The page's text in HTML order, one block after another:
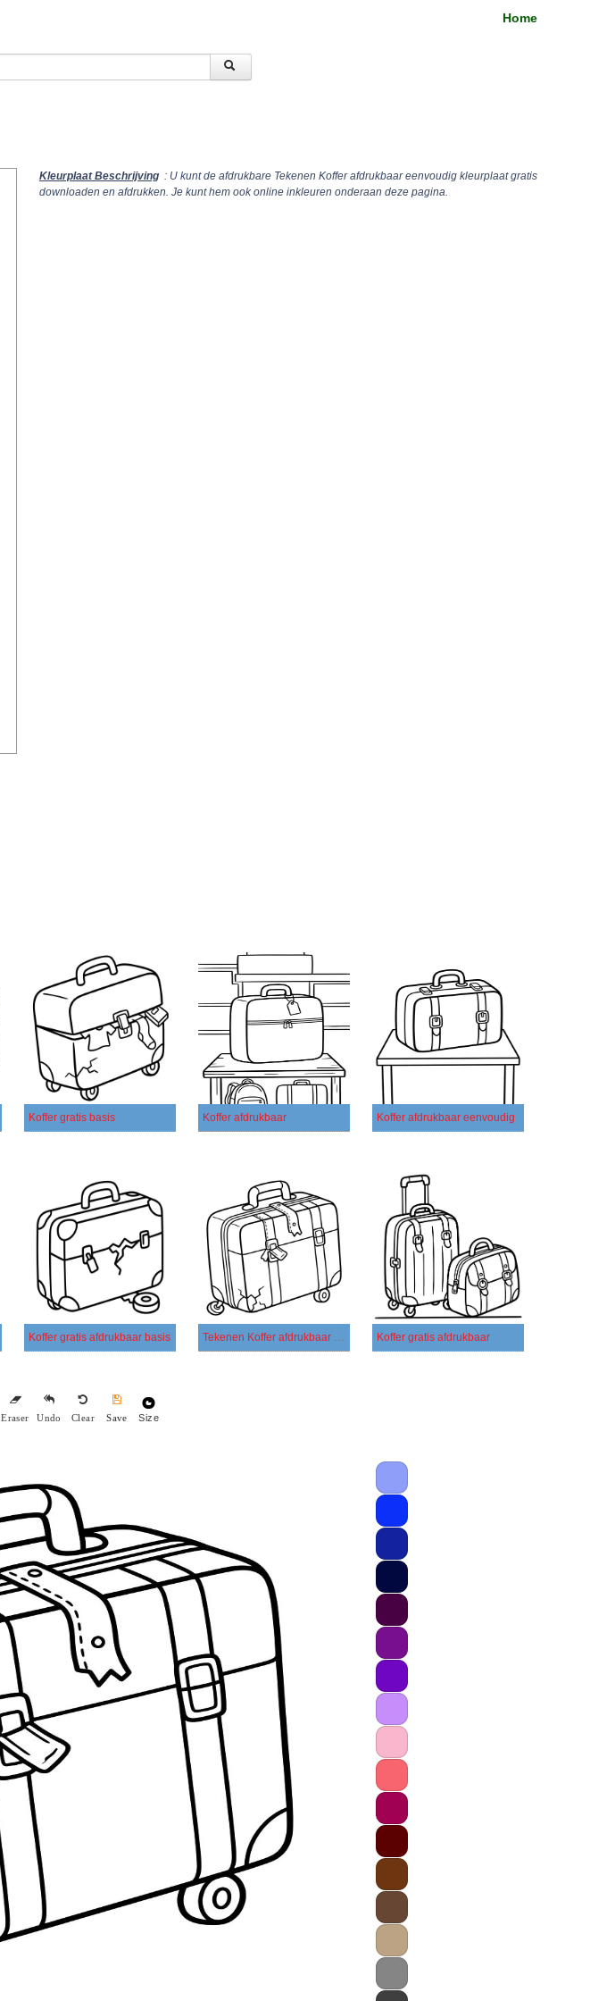
Home
Kleurplaat Beschrijving : U kunt de afdrukbare Tekenen Koffer afdrukbaar eenvoudig kleurplaat gratis
downloaden en afdrukken. Je kunt hem ook online inkleuren onderaan deze pagina.
Koffer gratis basis Koffer afdrukbaar Koffer afdrukbaar eenvoudig
Koffer gratis afdrukbaar basis Koffer gratis afdrukbaar
Eraser Undo Clear Save Size